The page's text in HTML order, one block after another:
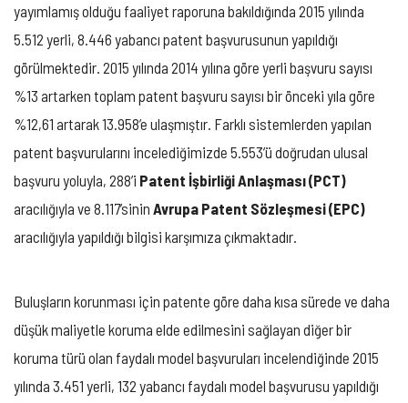
yayımlamış olduğu faaliyet raporuna bakıldığında 2015 yılında
5.512 yerli, 8.446 yabancı patent başvurusunun yapıldığı
görülmektedir. 2015 yılında 2014 yılına göre yerli başvuru sayısı
%13 artarken toplam patent başvuru sayısı bir önceki yıla göre
%12,61 artarak 13.958’e ulaşmıştır. Farklı sistemlerden yapılan
patent başvurularını incelediğimizde 5.553’ü doğrudan ulusal
başvuru yoluyla, 288’i Patent İşbirliği Anlaşması (PCT)
aracılığıyla ve 8.117’sinin Avrupa Patent Sözleşmesi (EPC)
aracılığıyla yapıldığı bilgisi karşımıza çıkmaktadır.
Buluşların korunması için patente göre daha kısa sürede ve daha
düşük maliyetle koruma elde edilmesini sağlayan diğer bir
koruma türü olan faydalı model başvuruları incelendiğinde 2015
yılında 3.451 yerli, 132 yabancı faydalı model başvurusu yapıldığı